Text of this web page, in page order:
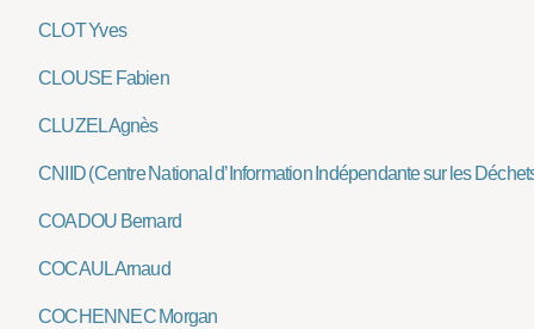
CLOT Yves
CLOUSE Fabien
CLUZEL Agnès
CNIID (Centre National d’Information Indépendante sur les
COADOU Bernard
COCAUL Arnaud
COCHENNEC Morgan